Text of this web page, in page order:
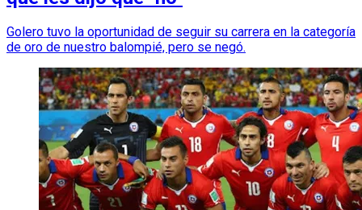
Golero tuvo la oportunidad de seguir su carrera en la categoría
de oro de nuestro balompié, pero se negó.